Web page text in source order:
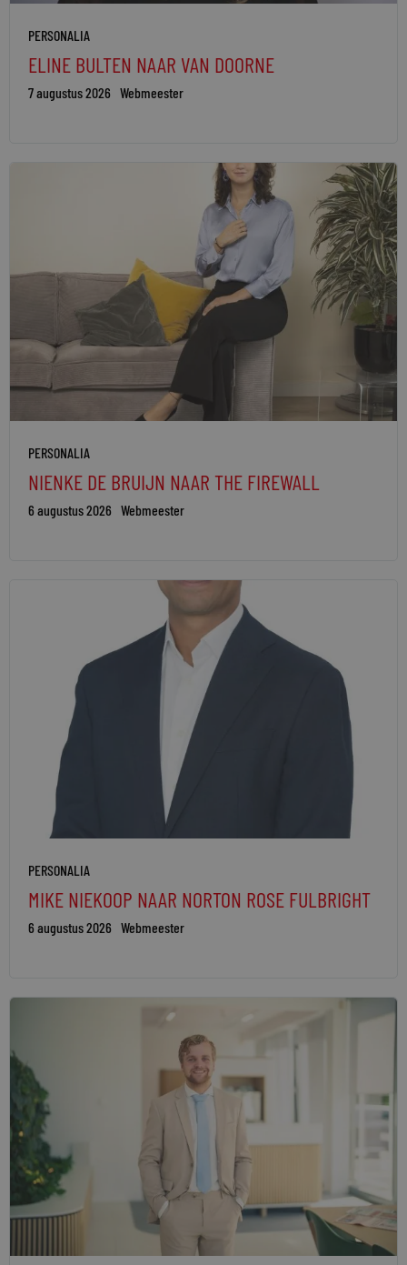
PERSONALIA
ELINE BULTEN NAAR VAN DOORNE
7 augustus 2026 Webmeester
PERSONALIA
NIENKE DE BRUIJN NAAR THE FIREWALL
6 augustus 2026 Webmeester
PERSONALIA
MIKE NIEKOOP NAAR NORTON ROSE FULBRIGHT
6 augustus 2026 Webmeester